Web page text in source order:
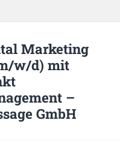
Marketing
w/d) mit
–
GmbH